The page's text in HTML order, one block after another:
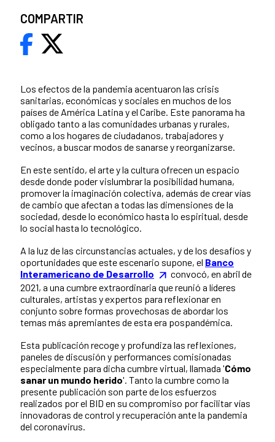
Los efectos de la pandemia acentuaron las crisis
sanitarias, económicas y sociales en muchos de los
países de América Latina y el Caribe. Este panorama ha
obligado tanto a las comunidades urbanas y rurales,
como a los hogares de ciudadanos, trabajadores y
vecinos, a buscar modos de sanarse y reorganizarse.
En este sentido, el arte y la cultura ofrecen un espacio
desde donde poder vislumbrar la posibilidad humana,
promover la imaginación colectiva, además de crear vías
de cambio que afectan a todas las dimensiones de la
sociedad, desde lo económico hasta lo espiritual, desde
lo social hasta lo tecnológico.
A la luz de las circunstancias actuales, y de los desafíos y
oportunidades que este escenario supone, el Banco
Interamericano de Desarrollo
convocó, en abril de
2021, a una cumbre extraordinaria que reunió a líderes
culturales, artistas y expertos para reflexionar en
conjunto sobre formas provechosas de abordar los
temas más apremiantes de esta era pospandémica.
Esta publicación recoge y profundiza las reflexiones,
paneles de discusión y performances comisionadas
especialmente para dicha cumbre virtual, llamada 'Cómo
sanar un mundo herido'. Tanto la cumbre como la
presente publicación son parte de los esfuerzos
realizados por el BID en su compromiso por facilitar vías
innovadoras de control y recuperación ante la pandemia
del coronavirus.
COMPARTIR